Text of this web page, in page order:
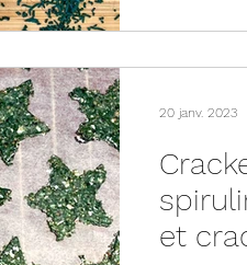
et
20 janv. 2023